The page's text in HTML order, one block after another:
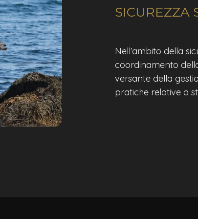
SICUREZZA
Nell’ambito della
coordinamento
versante della
pratiche relative a